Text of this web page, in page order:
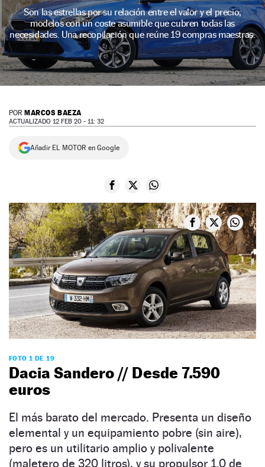
SERVICIOS
NEWSLETTER
SÍGUENOS
Son las estrellas por su relación entre el valor y el precio,
modelos con un coste asumible que cubren todas las
necesidades. Una recopilación que reúne 19 compras maestras.
POR MARCOS BAEZA
ACTUALIZADO 12 FEB 20 - 11: 32
Añadir EL MOTOR en Google
FOTO 1 DE 19
Dacia Sandero // Desde 7.590
euros
El más barato del mercado. Presenta un diseño
elemental y un equipamiento pobre (sin aire),
pero es un utilitario amplio y polivalente
(maletero de 320 litros), y su propulsor 1.0 de